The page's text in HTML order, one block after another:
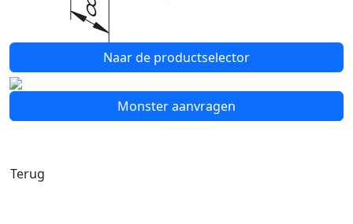
Naar de productselector
Monster aanvragen
Terug